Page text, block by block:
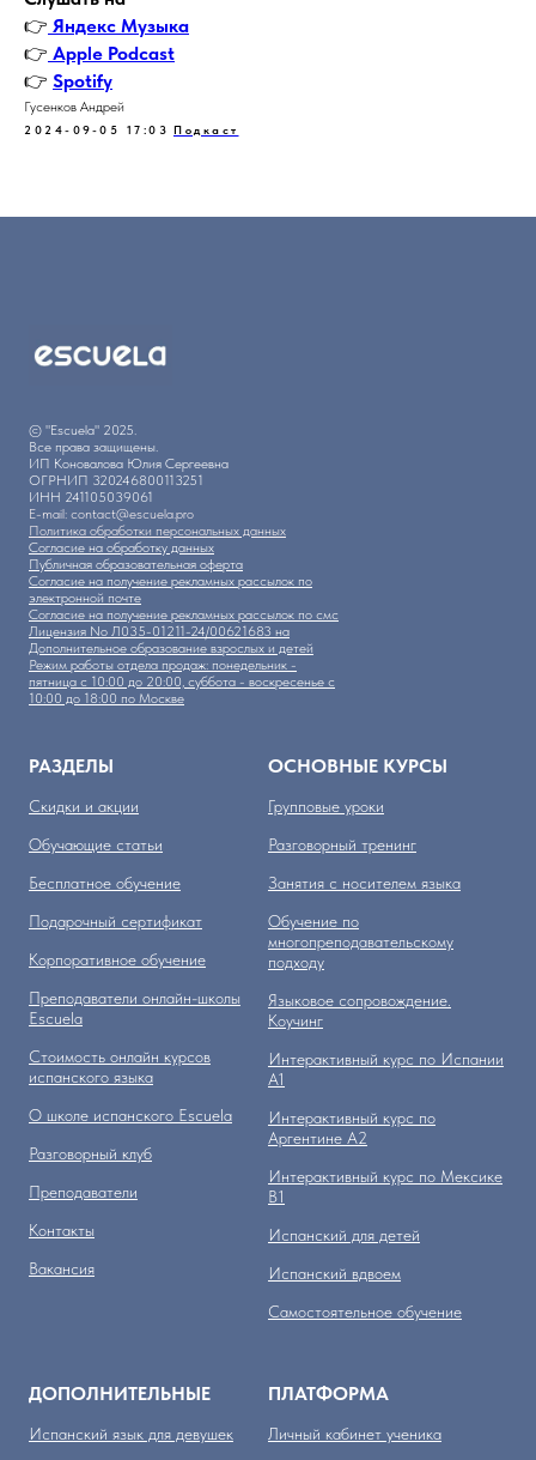
👉 Яндекс Музыка
👉 Apple Podcast
👉 Spotify
Гусенков Андрей
2024-09-05 17:03 Подкаст
© "Escuela" 2025.
Все права защищены.
ИП Коновалова Юлия Сергеевна
ОГРНИП 320246800113251
ИНН 241105039061
E-mail: contact@escuela.pro
Политика обработки персональных данных
Согласие на обработку данных
Публичная образовательная оферта
Согласие на получение рекламных рассылок по
электронной почте
Согласие на получение рекламных рассылок по смс
Лицензия No Л035-01211-24/00621683 на
Дополнительное образование взрослых и детей
Режим работы отдела продаж: понедельник -
пятница с 10:00 до 20:00, суббота - воскресенье с
10:00 до 18:00 по Москве
РАЗДЕЛЫ
Скидки и акции
Обучающие статьи
Бесплатное обучение
Подарочный сертификат
Корпоративное обучение
Преподаватели онлайн-школы
Escuela
Стоимость онлайн курсов
испанского языка
О школе испанского Escuela
Разговорный клуб
Преподаватели
Контакты
Вакансия
ОСНОВНЫЕ КУРСЫ
Групповые уроки
Разговорный тренинг
Занятия с носителем языка
Обучение по
многопреподавательскому
подходу
Языковое сопровождение.
Коучинг
Интерактивный курс по Испании
А1
Интерактивный курс по
Аргентине А2
Интерактивный курс по Мексике
B1
Испанский для детей
Испанский вдвоем
Самостоятельное обучение
ДОПОЛНИТЕЛЬНЫЕ
Испанский язык для девушек
ПЛАТФОРМА
Личный кабинет ученика